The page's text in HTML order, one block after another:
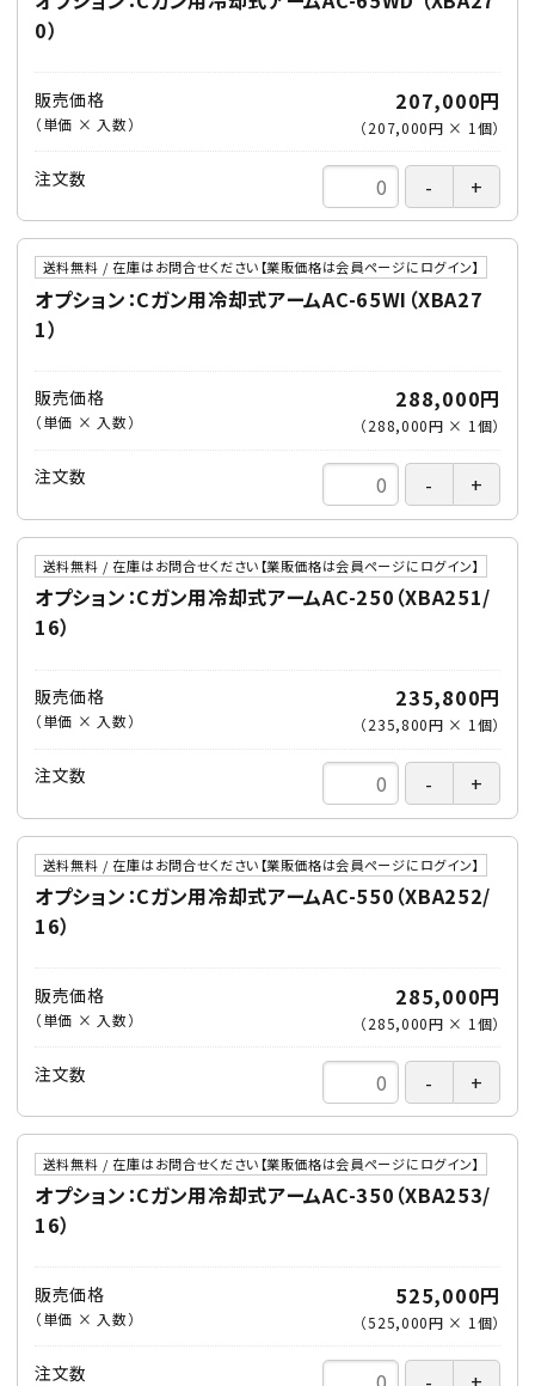
0）
販売価格
（単価 × 入数）
207,000円
（207,000円 × 1 個）
注文数
送料無料 / 在庫はお問合せください【業販価格は会員ページにログイン】
オプション：Cガン用冷却式アームAC-65WI（XBA27
1）
販売価格
（単価 × 入数）
288,000円
（288,000円 × 1個）
注文数
送料無料 / 在庫はお問合せください【業販価格は会員ページにログイン】
オプション：Cガン用冷却式アームAC-250（XBA251/
16）
販売価格
（単価 × 入数）
235,800円
（235,800円 × 1 個）
注文数
送料無料 / 在庫はお問合せください【業販価格は会員ページにログイン】
オプション：Cガン用冷却式アームAC-550（XBA252/
16）
販売価格
（単価 × 入数）
285,000円
（285,000円 × 1 個）
注文数
送料無料 / 在庫はお問合せください【業販価格は会員ページにログイン】
オプション：Cガン用冷却式アームAC-350（XBA253/
16）
販売価格
（単価 × 入数）
525,000円
（525,000円 × 1 個）
注文数